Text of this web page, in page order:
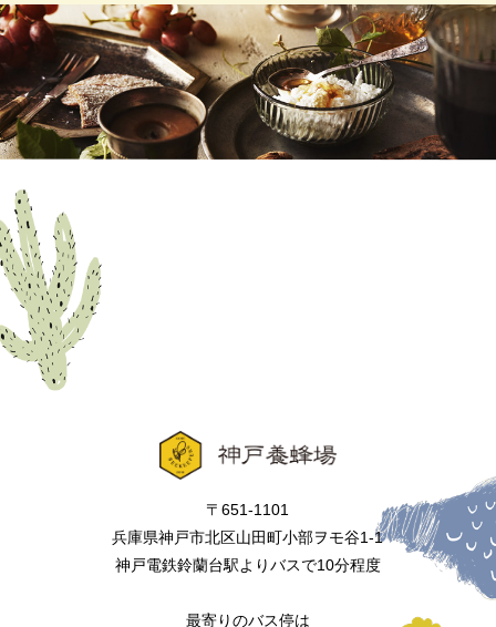
〒651-1101
兵庫県神戸市北区山田町小部ヲモ谷1-1
神戸電鉄鈴蘭台駅よりバスで10分程度
最寄りのバス停は